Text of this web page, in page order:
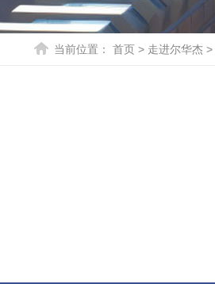
当前位置： 首页> 走进尔华杰>